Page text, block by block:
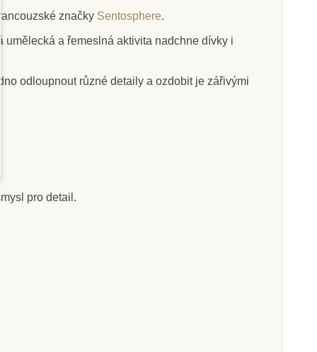
Kč
značky Sentosphere.
a řemeslná aktivita nadchne dívky i
odloupnout různé detaily a ozdobit je zářivými
pro detail.